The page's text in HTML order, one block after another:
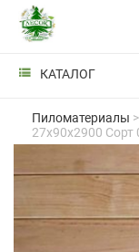
КАТАЛОГ
Пиломатериалы >
27x90x2900 Сорт